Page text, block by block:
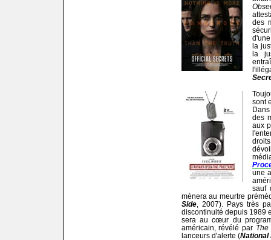
des
la
la
sont
des
aux
une
sauf
mènera au meurtre
Side, 2007). Pays très
discontinuité depuis 1989
sera au cœur du
américain, révélé par The
lanceurs d'alerte (National